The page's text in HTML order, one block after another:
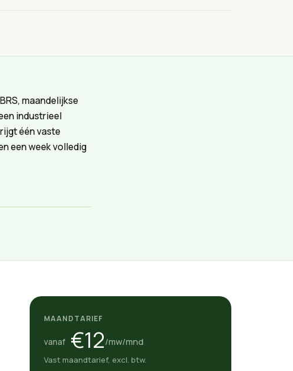
maandelijkse
industrieel
één vaste
een week volledig
MAANDTARIEF
vanaf €12/mw/mnd
Vast maandtarief, excl. btw.